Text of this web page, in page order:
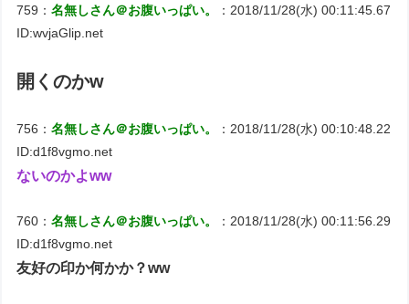
759：名無しさん＠お腹いっぱい。
：2018/11/28(水) 00:11:45.67
ID:wvjaGlip.net
開くのかw
756：名無しさん＠お腹いっぱい。
：2018/11/28(水) 00:10:48.22
ID:d1f8vgmo.net
ないのかよww
760：名無しさん＠お腹いっぱい。
：2018/11/28(水) 00:11:56.29
ID:d1f8vgmo.net
友好の印か何かか？ww